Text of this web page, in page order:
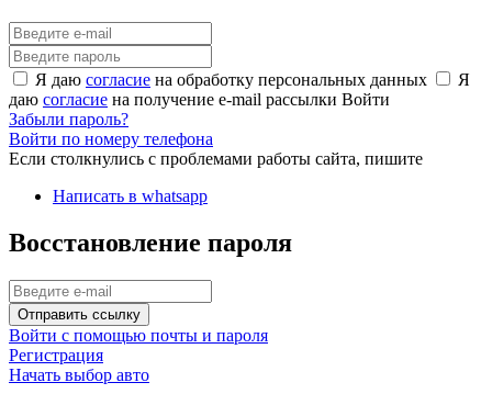
Я даю согласие на обработку персональных данных
Я
даю согласие на получение e-mail рассылки Войти
Забыли пароль?
Войти по номеру телефона
Если столкнулись с проблемами работы сайта, пишите
Написать в whatsapp
Восстановление пароля
Отправить ссылку
Войти с помощью почты и пароля
Регистрация
Начать выбор авто